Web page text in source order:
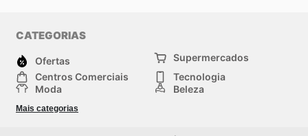
CATEGORIAS
Ofertas
Supermercados
Centros Comerciais
Tecnologia
Moda
Beleza
Construção e jardinagem
Mais categorias